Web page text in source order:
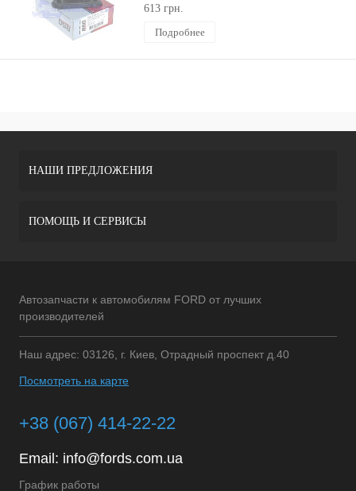
613 грн.
Подробнее
НАШИ ПРЕДЛОЖЕНИЯ
ПОМОЩЬ И СЕРВИСЫ
Автозапчасти к автомобилям FORD от лучших
производителей
Наш адрес: 03126, г. Киев, Отрадный проспект д.40
Посмотреть на карте
+38 (067) 414-22-22
Email: info@fords.com.ua
График работы